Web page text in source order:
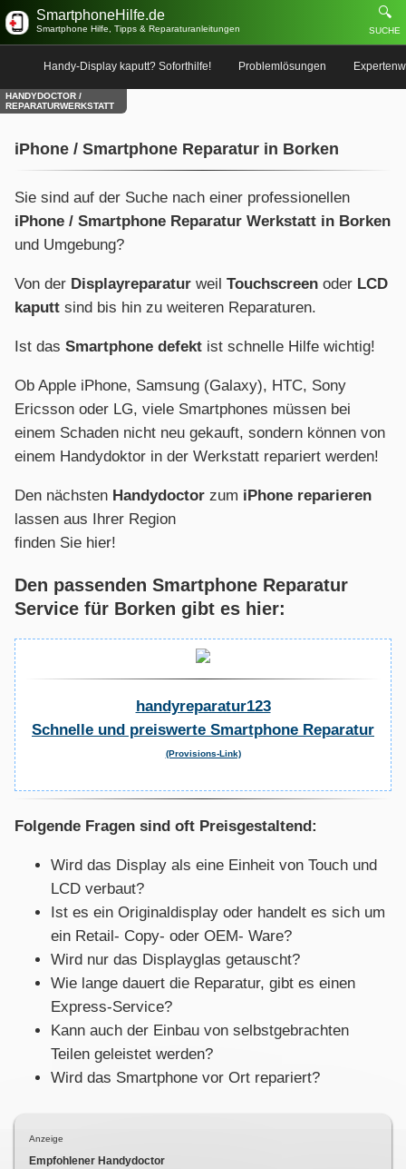
SmartphoneHilfe.de
Smartphone Hilfe, Tipps & Reparaturanleitungen
🔍
SUCHE
Handy-Display kaputt? Soforthilfe! Problemlösungen
HANDYDOCTOR /
REPARATURWERKSTATT
iPhone / Smartphone Reparatur in Borken
Sie sind auf der Suche nach einer professionellen
iPhone / Smartphone Reparatur Werkstatt in Borken
und Umgebung?
Von der Displayreparatur weil Touchscreen oder LCD
kaputt sind bis hin zu weiteren Reparaturen.
Ist das Smartphone defekt ist schnelle Hilfe wichtig!
Ob Apple iPhone, Samsung (Galaxy), HTC, Sony
Ericsson oder LG, viele Smartphones müssen bei
einem Schaden nicht neu gekauft, sondern können von
einem Handydoktor in der Werkstatt repariert werden!
Den nächsten Handydoctor zum iPhone reparieren
lassen aus Ihrer Region
finden Sie hier!
Den passenden Smartphone Reparatur
Service für Borken gibt es hier:
handyreparatur123
Schnelle und preiswerte Smartphone Reparatur
(Provisions-Link)
Folgende Fragen sind oft Preisgestaltend:
Wird das Display als eine Einheit von Touch und
LCD verbaut?
Ist es ein Originaldisplay oder handelt es sich um
ein Retail- Copy- oder OEM- Ware?
Wird nur das Displayglas getauscht?
Wie lange dauert die Reparatur, gibt es einen
Express-Service?
Kann auch der Einbau von selbstgebrachten
Teilen geleistet werden?
Wird das Smartphone vor Ort repariert?
Anzeige
Empfohlener Handydoctor